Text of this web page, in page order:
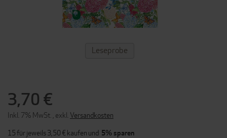
3,70 €
Inkl. 7% MwSt. exkl. Versandkosten
15 für jeweils3,50 € kaufen und 5% sparen
ZUM
ANFANG
Leseprobe